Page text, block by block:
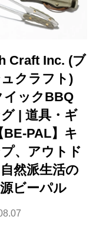
Craft Inc. (ブ
クラフト)
イックBBQ
グ | 道具・ギ
BE-PAL】キ
、アウトド
然派生活の
ビーパル